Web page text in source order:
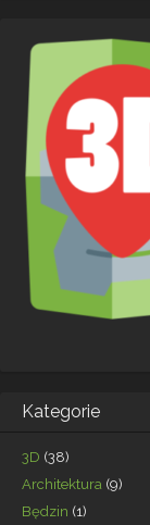
Kategorie
3D (38)
Architektura (9)
Będzin (1)